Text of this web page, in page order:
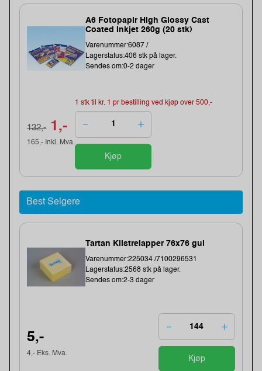
A6 Fotopapir High Glossy Cast
Coated Inkjet 260g (20 stk)
Varenummer:6087 /
Lagerstatus:406 stk på lager.
Sendes om:0-2 dager
132,- 1,-
165,- Inkl. Mva.
1 stk til kr. 1 pr bestilling ved kjøp over 500,-
Kjøp
Best Selgere
Tartan Klistrelapper 76x76 gul
Varenummer:225034 /7100296531
Lagerstatus:2568 stk på lager.
Sendes om:2-3 dager
5,-
4,- Eks. Mva.
Kjøp